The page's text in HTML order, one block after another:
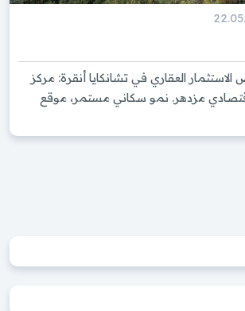
العقاري في تشانكايا أنقرة: مركز
مزدهر. نمو سكاني مستمر، موقع